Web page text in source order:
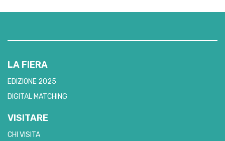
LA FIERA
EDIZIONE 2025
DIGITAL MATCHING
VISITARE
CHI VISITA